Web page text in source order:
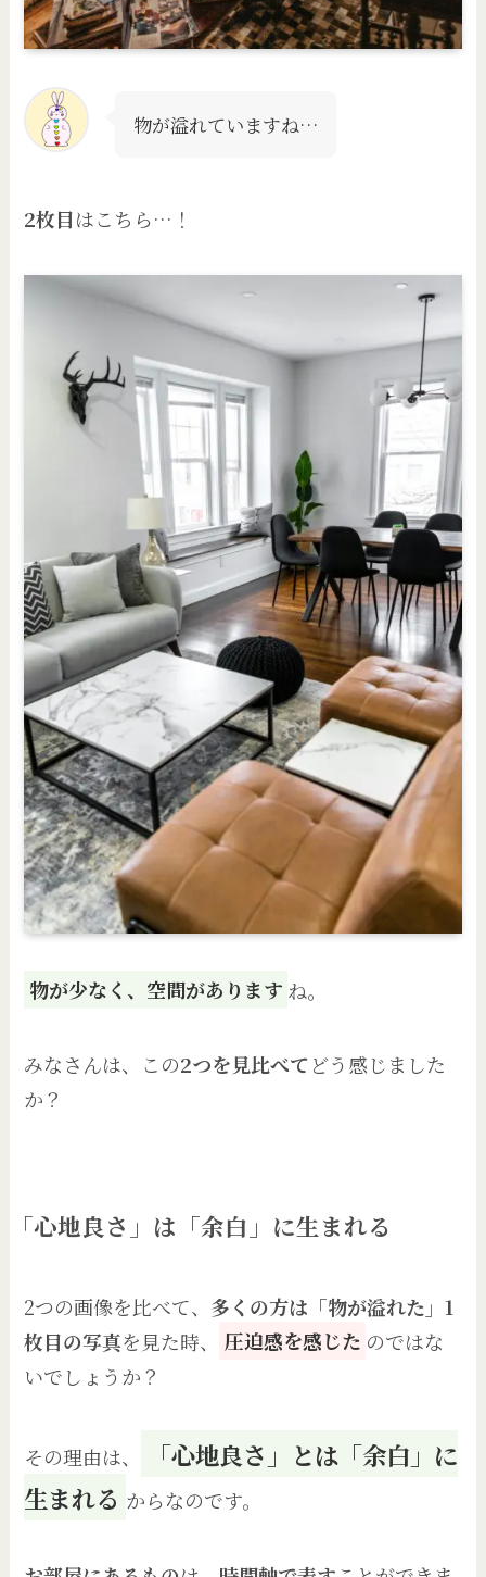
物が溢れていますね…
2枚目はこちら…！
物が少なく、空間があります ね。
みなさんは、この2つを見比べてどう感じました
か？
「心地良さ」は「余白」に生まれる
2つの画像を比べて、 多くの方は「物が溢れた」1
枚目の写真を見た時、 圧迫感を感じた のではな
いでしょうか？
その理由は、
「心地良さ」とは「余白」に
生まれる からなのです。